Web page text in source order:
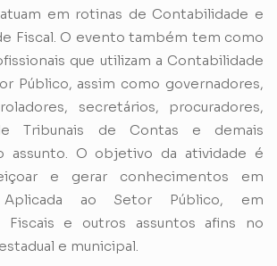
em rotinas de Contabilidade e
Fiscal. O evento também tem como
que utilizam a Contabilidade
Público, assim como governadores,
secretários, procuradores,
Tribunais de Contas e demais
assunto. O objetivo da atividade é
e gerar conhecimentos em
Aplicada ao Setor Público, em
Fiscais e outros assuntos afins no
e municipal.